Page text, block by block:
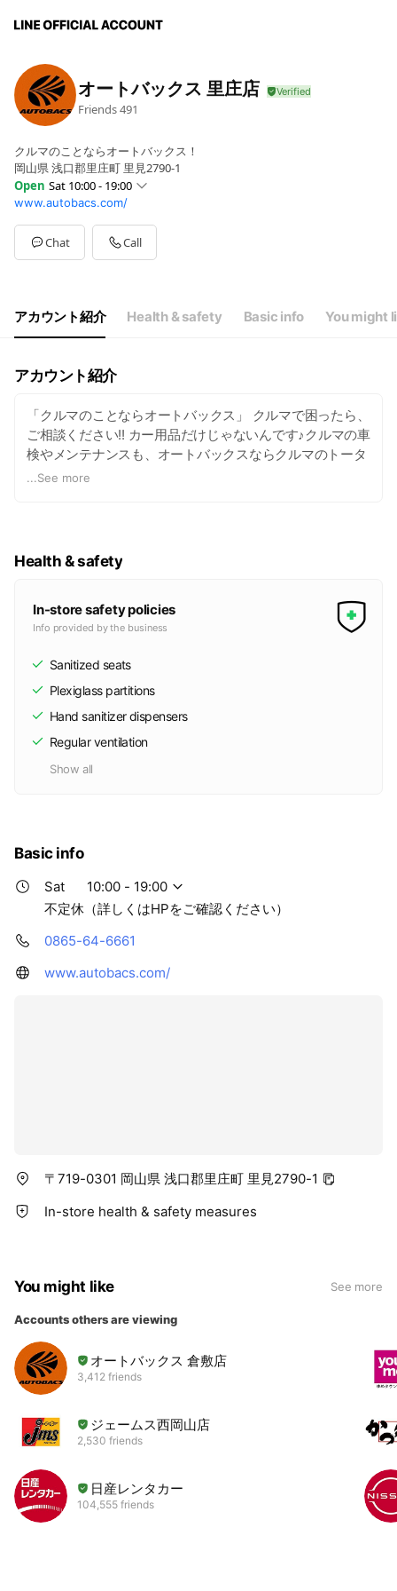
オートバックス 里庄店
Friends491
クルマのことならオートバックス！
岡山県 浅口郡里庄町 里見2790-1
Open Sat 10:00 - 19:00
Sun10:00 - 19:00
Mon10:00 - 19:00
Tue10:00 - 19:00
Wed10:00 - 19:00
10:00 - 19:00
不定休（詳しくはHPをご確認ください）
www.autobacs.com/
Chat Call
アカウント紹介 Health & safety Basic info You might
アカウント紹介
「クルマのことならオートバックス」 クルマで困ったら、
ご相談ください!! カー用品だけじゃないんです♪クルマの車
検やメンテナンスも、オートバックスならクルマのトータ
ルサービスが可能！ タイヤ、オイル、バッテリーをはじめ
い！お待ちしております～（^▽^)
...See more
Health & safety
In-store safety policies
Info provided by the business
Sanitized seats
Plexiglass partitions
Hand sanitizer dispensers
Regular ventilation
Show all
Basic info
Sat
10:00 - 19:00
不定休（詳しくはHPをご確認ください）
0865-64-6661
www.autobacs.com/
〒719-0301 岡山県 浅口郡里庄町 里見2790-1
In-store health & safety measures
You might like See more
Accounts others are viewing
オートバックス 倉敷店
3,412 friends
ジェームス西岡山店
2,530 friends
日産レンタカー
104,555 friends